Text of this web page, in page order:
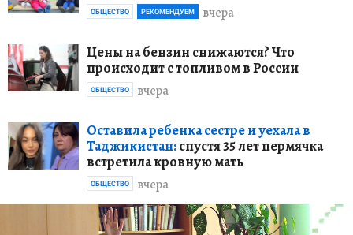
вчера
ОБЩЕСТВО РЕКОМЕНДУЕМ
Цены на бензин снижаются? Что
происходит с топливом в России
вчера
ОБЩЕСТВО
Оставила ребенка сестре и уехала в
Таджикистан:спустя 35 лет пермячка
встретила кровную мать
вчера
ОБЩЕСТВО